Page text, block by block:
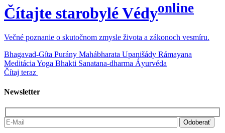
Čítajte starobylé Védyonline
Večné poznanie o skutočnom zmysle života a zákonoch vesmíru.
Bhagavad-Gíta Purány Mahábharata Upanišády Rámayana
Meditácia Yoga Bhakti Sanatana-dharma Áyurvéda
Čítaj teraz
Newsletter